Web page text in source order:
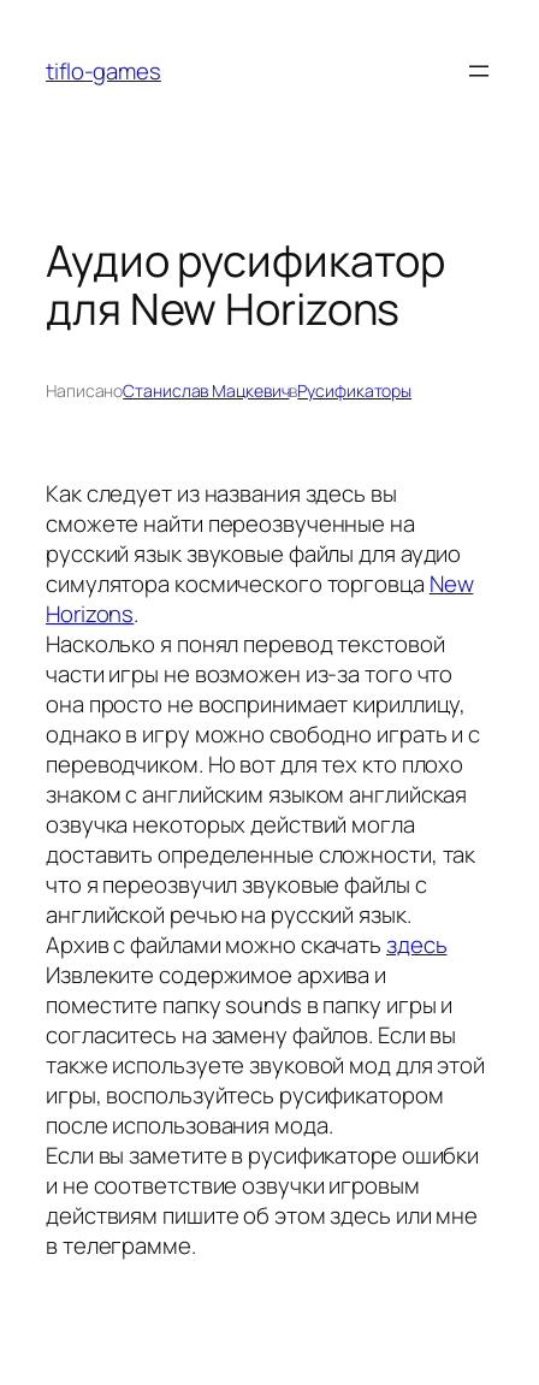
содержимому
tiflo-games
Аудио русификатор
для New Horizons
НаписаноСтанислав МацкевичвРусификаторы
Как следует из названия здесь вы
сможете найти переозвученные на
русский язык звуковые файлы для аудио
симулятора космического торговца New
Horizons.
Насколько я понял перевод текстовой
части игры не возможен из-за того что
она просто не воспринимает кириллицу,
однако в игру можно свободно играть и с
переводчиком. Но вот для тех кто плохо
знаком с английским языком английская
озвучка некоторых действий могла
доставить определенные сложности, так
что я переозвучил звуковые файлы с
английской речью на русский язык.
Архив с файлами можно скачатьздесь
Извлеките содержимое архива и
поместите папку sounds в папку игры и
согласитесь на замену файлов. Если вы
также используете звуковой мод для этой
игры, воспользуйтесь русификатором
после использования мода.
Если вы заметите в русификаторе ошибки
и не соответствие озвучки игровым
действиям пишите об этом здесь или мне
в телеграмме.